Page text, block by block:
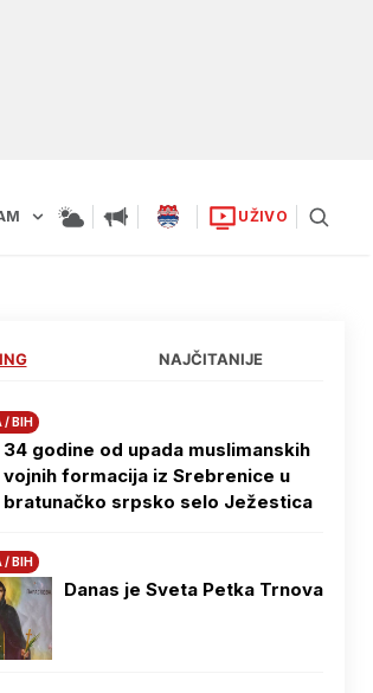
UŽIVO
NAJČITANIJE
/ BIH
34 godine od upada muslimanskih
vojnih formacija iz Srebrenice u
bratunačko srpsko selo Јežestica
/ BIH
Danas je Sveta Petka Trnova